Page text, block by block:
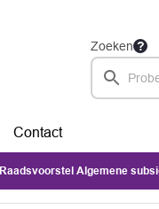
Zoeken
Contact
Raadsvoorstel Algemene